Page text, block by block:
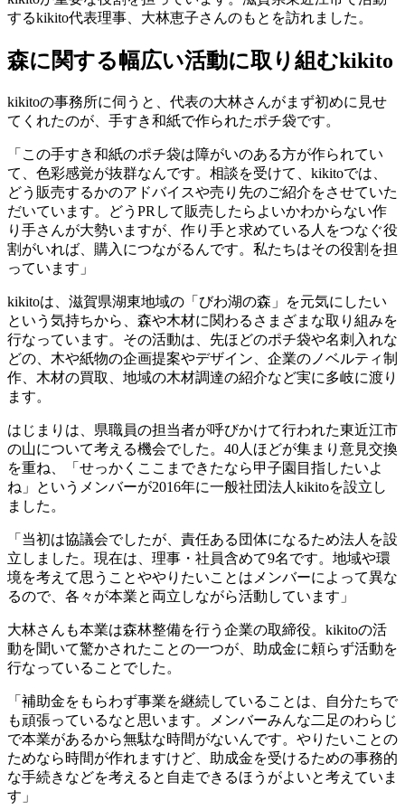
するkikito代表理事、大林恵子さんのもとを訪れました。
森に関する幅広い活動に取り組むkikito
kikitoの事務所に伺うと、代表の大林さんがまず初めに見せ
てくれたのが、手すき和紙で作られたポチ袋です。
「この手すき和紙のポチ袋は障がいのある方が作られてい
て、色彩感覚が抜群なんです。相談を受けて、kikitoでは、
どう販売するかのアドバイスや売り先のご紹介をさせていた
だいています。どうPRして販売したらよいかわからない作
り手さんが大勢いますが、作り手と求めている人をつなぐ役
割がいれば、購入につながるんです。私たちはその役割を担
っています」
kikitoは、滋賀県湖東地域の「びわ湖の森」を元気にしたい
という気持ちから、森や木材に関わるさまざまな取り組みを
行なっています。その活動は、先ほどのポチ袋や名刺入れな
どの、木や紙物の企画提案やデザイン、企業のノベルティ制
作、木材の買取、地域の木材調達の紹介など実に多岐に渡り
ます。
はじまりは、県職員の担当者が呼びかけて行われた東近江市
の山について考える機会でした。40人ほどが集まり意見交換
を重ね、「せっかくここまできたなら甲子園目指したいよ
ね」というメンバーが2016年に一般社団法人kikitoを設立し
ました。
「当初は協議会でしたが、責任ある団体になるため法人を設
立しました。現在は、理事・社員含めて9名です。地域や環
境を考えて思うことややりたいことはメンバーによって異な
るので、各々が本業と両立しながら活動しています」
大林さんも本業は森林整備を行う企業の取締役。kikitoの活
動を聞いて驚かされたことの一つが、助成金に頼らず活動を
行なっていることでした。
「補助金をもらわず事業を継続していることは、自分たちで
も頑張っているなと思います。メンバーみんな二足のわらじ
で本業があるから無駄な時間がないんです。やりたいことの
ためなら時間が作れますけど、助成金を受けるための事務的
な手続きなどを考えると自走できるほうがよいと考えていま
す」